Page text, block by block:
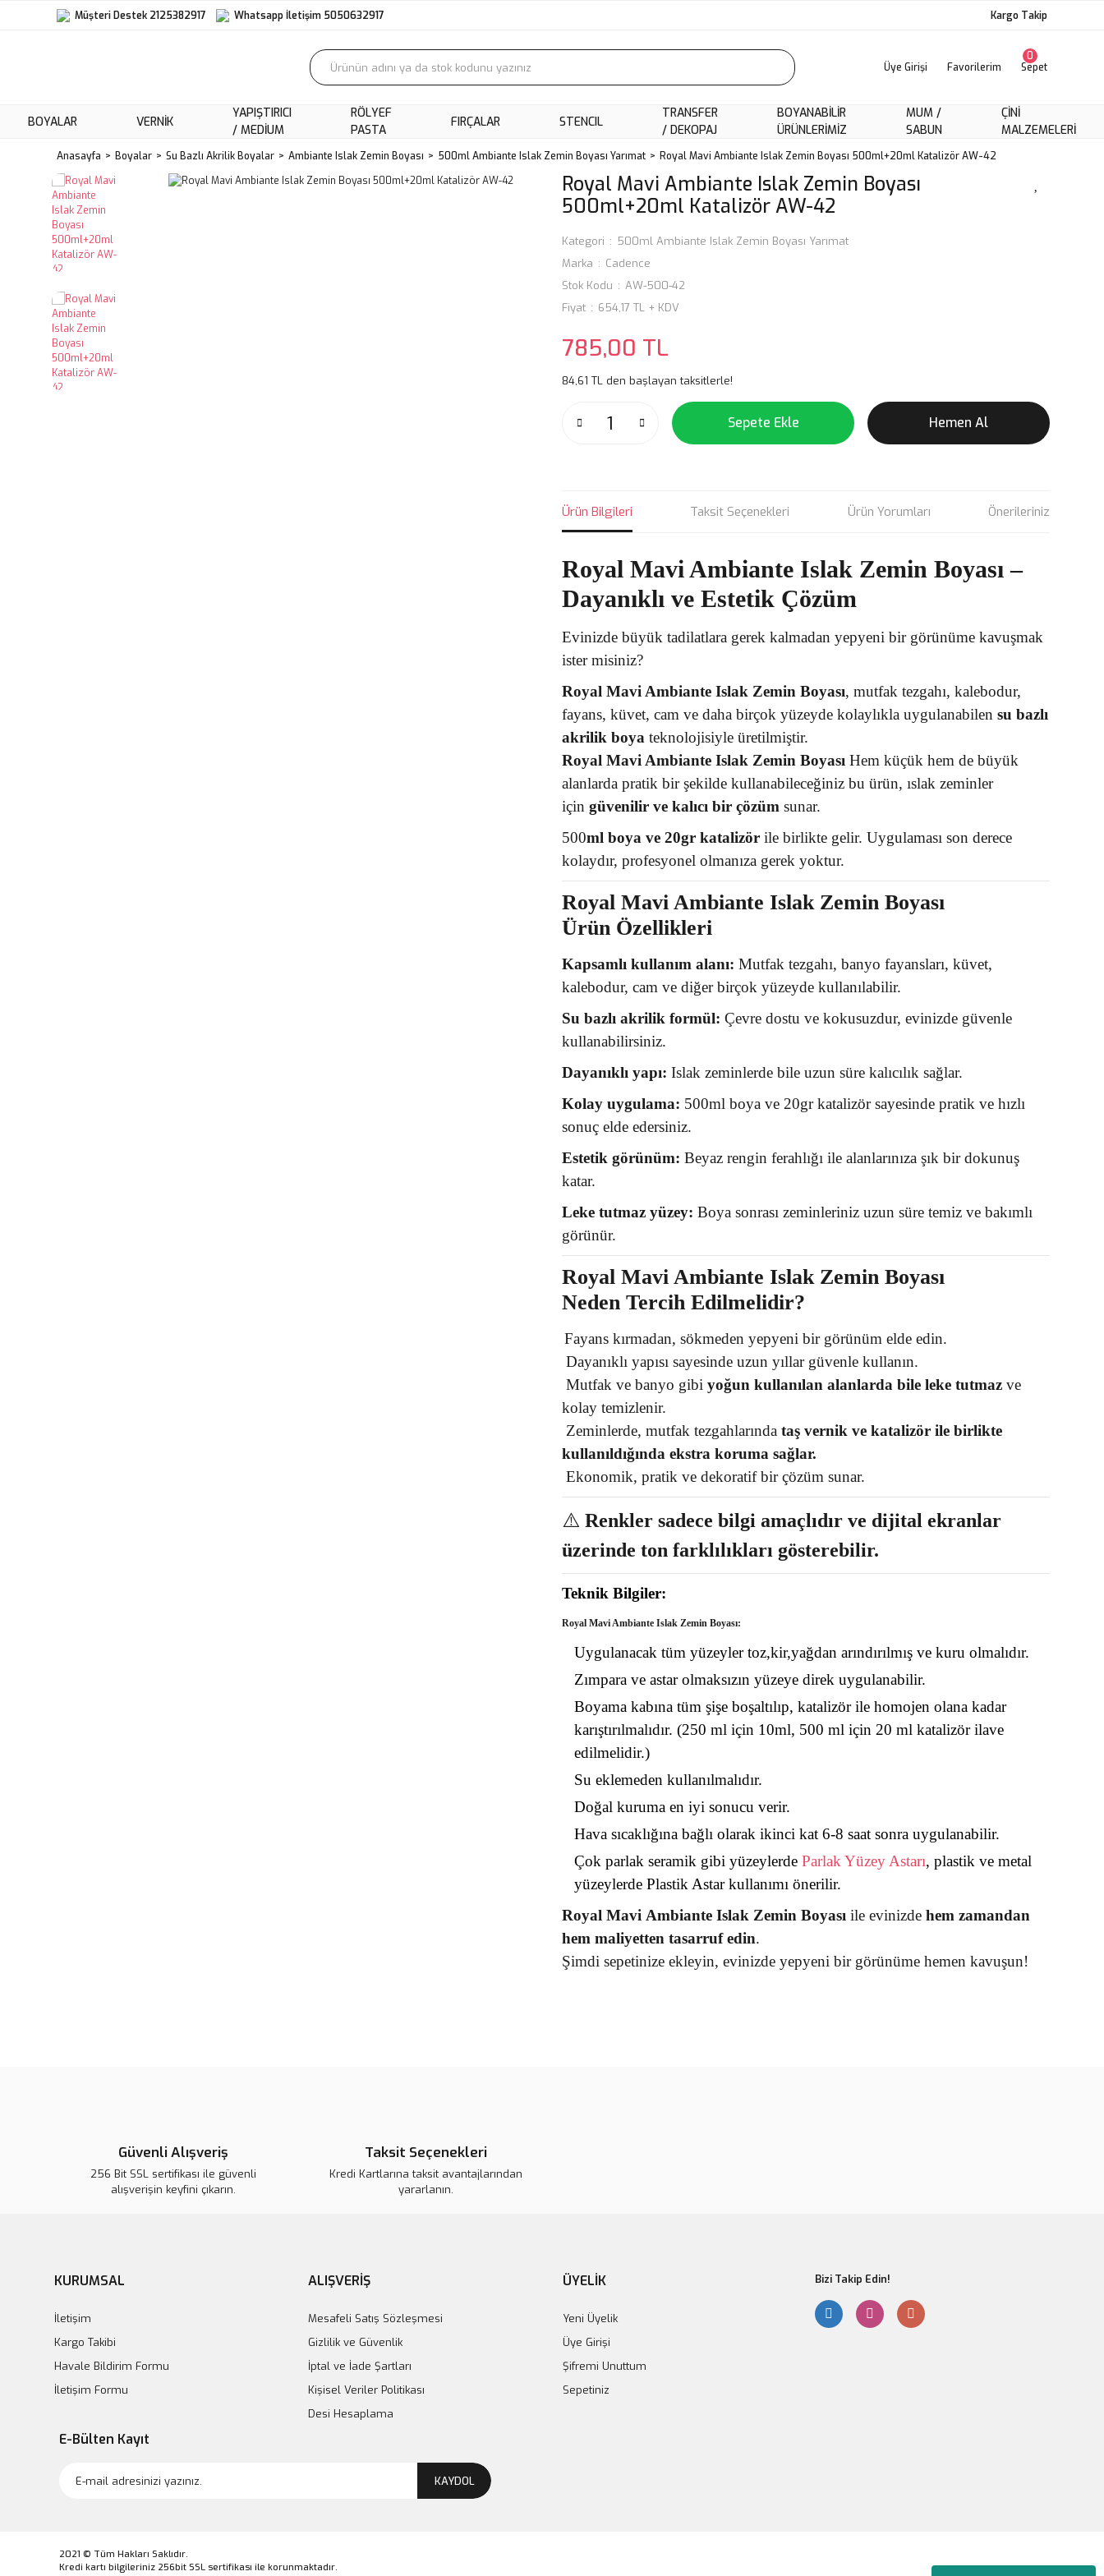
Müşteri Destek 2125382917 Whatsapp İletişim 5050632917 Kargo Takip
Üye Girişi Favorilerim Sepet
0
BOYALAR VERNIK
YAPIŞTIRICI
/ MEDIUM
RÖLYEF
PASTA
FIRÇALAR STENCIL
TRANSFER
/ DEKOPAJ
BOYANABILIR
ÜRÜNLERIMIZ
MUM /
SABUN
ÇINI
MALZEMELERI
Anasayfa Boyalar Su Bazlı Akrilik Boyalar Ambiante Islak Zemin Boyası 500ml Ambiante Islak Zemin Boyası Yarımat Royal Mavi Ambiante Islak Zemin Boyası 500ml+20ml Katalizör AW-42
Royal Mavi Ambiante Islak Zemin Boyası
500ml+20ml Katalizör AW-42
Kategori
500ml Ambiante Islak Zemin Boyası Yarımat
Marka
Cadence
Stok Kodu
AW-500-42
Fiyat
654,17 TL + KDV
785,00 TL
84,61 TL den başlayan taksitlerle!
Sepete Ekle Hemen Al
Ürün Bilgileri Taksit Seçenekleri Ürün Yorumları Önerileriniz
Royal Mavi Ambiante Islak Zemin Boyası –
Dayanıklı ve Estetik Çözüm
Evinizde büyük tadilatlara gerek kalmadan yepyeni bir görünüme kavuşmak
ister misiniz?
Royal Mavi Ambiante Islak Zemin Boyası, mutfak tezgahı, kalebodur,
fayans, küvet, cam ve daha birçok yüzeyde kolaylıkla uygulanabilen su bazlı
akrilik boya teknolojisiyle üretilmiştir.
Royal Mavi Ambiante Islak Zemin Boyası Hem küçük hem de büyük
alanlarda pratik bir şekilde kullanabileceğiniz bu ürün, ıslak zeminler
için güvenilir ve kalıcı bir çözüm sunar.
500ml boya ve 20gr katalizör ile birlikte gelir. Uygulaması son derece
kolaydır, profesyonel olmanıza gerek yoktur.
Royal Mavi Ambiante Islak Zemin Boyası
Ürün Özellikleri
Kapsamlı kullanım alanı: Mutfak tezgahı, banyo fayansları, küvet,
kalebodur, cam ve diğer birçok yüzeyde kullanılabilir.
Su bazlı akrilik formül: Çevre dostu ve kokusuzdur, evinizde güvenle
kullanabilirsiniz.
Dayanıklı yapı: Islak zeminlerde bile uzun süre kalıcılık sağlar.
Kolay uygulama: 500ml boya ve 20gr katalizör sayesinde pratik ve hızlı
sonuç elde edersiniz.
Estetik görünüm: Beyaz rengin ferahlığı ile alanlarınıza şık bir dokunuş
katar.
Leke tutmaz yüzey: Boya sonrası zeminleriniz uzun süre temiz ve bakımlı
görünür.
Royal Mavi Ambiante Islak Zemin Boyası
Neden Tercih Edilmelidir?
Fayans kırmadan, sökmeden yepyeni bir görünüm elde edin.
Dayanıklı yapısı sayesinde uzun yıllar güvenle kullanın.
Mutfak ve banyo gibi yoğun kullanılan alanlarda bile leke tutmaz ve
kolay temizlenir.
Zeminlerde, mutfak tezgahlarında taş vernik ve katalizör ile birlikte
kullanıldığında ekstra koruma sağlar.
Ekonomik, pratik ve dekoratif bir çözüm sunar.
⚠️ Renkler sadece bilgi amaçlıdır ve dijital ekranlar
üzerinde ton farklılıkları gösterebilir.
Teknik Bilgiler:
Royal MaviAmbiante Islak Zemin Boyası:
Uygulanacak tüm yüzeyler toz,kir,yağdan arındırılmış ve kuru olmalıdır.
Zımpara ve astar olmaksızın yüzeye direk uygulanabilir.
Boyama kabına tüm şişe boşaltılıp, katalizör ile homojen olana kadar
karıştırılmalıdır. (250 ml için 10ml, 500 ml için 20 ml katalizör ilave
edilmelidir.)
Su eklemeden kullanılmalıdır.
Doğal kuruma en iyi sonucu verir.
Hava sıcaklığına bağlı olarak ikinci kat 6-8 saat sonra uygulanabilir.
Çok parlak seramik gibi yüzeylerde Parlak Yüzey Astarı, plastik ve metal
yüzeylerde Plastik Astar kullanımı önerilir.
Royal Mavi Ambiante Islak Zemin Boyası ile evinizde hem zamandan
hem maliyetten tasarruf edin.
Şimdi sepetinize ekleyin, evinizde yepyeni bir görünüme hemen kavuşun!
Gönder
Güvenli Alışveriş
256 Bit SSL sertifikası ile güvenli
alışverişin keyfini çıkarın.
Taksit Seçenekleri
Kredi Kartlarına taksit avantajlarından
yararlanın.
KURUMSAL
İletişim
Kargo Takibi
Havale Bildirim Formu
İletişim Formu
ALIŞVERİŞ
Mesafeli Satış Sözleşmesi
Gizlilik ve Güvenlik
İptal ve İade Şartları
Kişisel Veriler Politikası
Desi Hesaplama
ÜYELİK
Yeni Üyelik
Üye Girişi
Şifremi Unuttum
Sepetiniz
Bizi Takip Edin!
E-Bülten Kayıt
KAYDOL
2021 © Tüm Hakları Saklıdır.
Kredi kartı bilgileriniz 256bit SSL sertifikası ile korunmaktadır.